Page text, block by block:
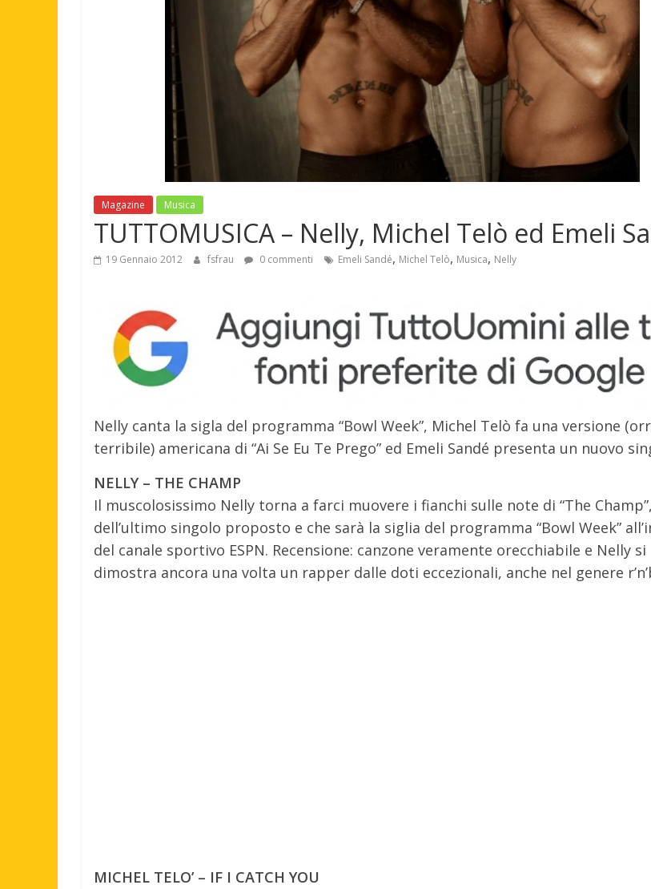
Magazine Musica
TUTTOMUSICA – Nelly, Michel Telò ed Emeli
19 Gennaio 2012 fsfrau 0 commenti Emeli Sandé, Michel Telò, Musica, Nelly
Nelly canta la sigla del programma “Bowl Week”, Michel Telò fa una versione
terribile) americana di “Ai Se Eu Te Prego” ed Emeli Sandé presenta un nuovo
NELLY – THE CHAMP
Il muscolosissimo Nelly torna a farci muovere i fianchi sulle note di “The
dell’ultimo singolo proposto e che sarà la siglia del programma “Bowl Week”
del canale sportivo ESPN. Recensione: canzone veramente orecchiabile e Nelly si
dimostra ancora una volta un rapper dalle doti eccezionali, anche nel genere
MICHEL TELO’ – IF I CATCH YOU